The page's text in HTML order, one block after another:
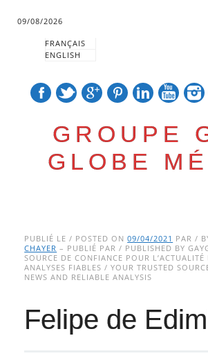
09/08/2026
FRANÇAIS
ENGLISH
GROUPE
GLOBE
Main menu
to
content
PUBLIÉ LE / POSTED ON09/04/2021 PAR /
CHAYER – PUBLIÉ PAR / PUBLISHED BY
SOURCE DE CONFIANCE POUR L’ACTUALITÉ
ANALYSES FIABLES / YOUR TRUSTED
NEWS AND RELIABLE ANALYSIS
Felipe de